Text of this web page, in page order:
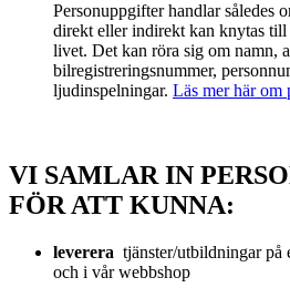
Personuppgifter handlar således
direkt eller indirekt kan knytas till
livet. Det kan röra sig om namn,
bilregistreringsnummer,
ljudinspelningar. Läs mer här om
VI SAMLAR IN
FÖR ATT KUNNA:
leverera tjänster/utbildningar på
och i vår webbshop